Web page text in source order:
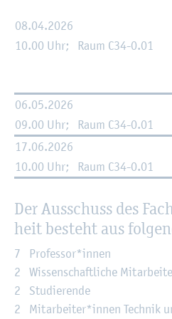
08.04.2026
10.00 Uhr;
06.05.2026
09.00 Uhr; Raum C34-0.01
17.06.2026
10.00 Uhr; Raum C34-0.01
Der Aus­schuss des
heit be­steht aus
7 Pro­fes­sor*innen
2 Wis­sen­schaft­li­che
2 Stu­die­ren­de
2 Mit­ar­bei­ter*innen Tech­nik